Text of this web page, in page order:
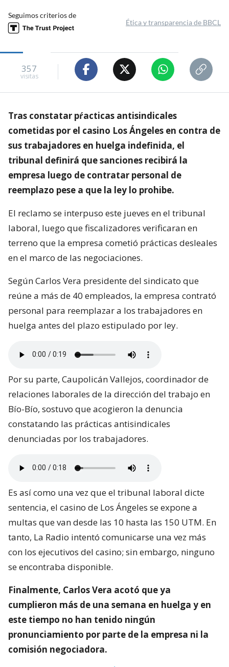
Seguimos criterios de
Ética y transparencia de BBCL
357
visitas
Tras constatar pŕacticas antisindicales
cometidas por el casino Los Ángeles en contra de
sus trabajadores en huelga indefinida, el
tribunal definirá que sanciones recibirá la
empresa luego de contratar personal de
reemplazo pese a que la ley lo prohibe.
El reclamo se interpuso este jueves en el tribunal
laboral, luego que fiscalizadores verificaran en
terreno que la empresa cometió prácticas desleales
en el marco de las negociaciones.
Según Carlos Vera presidente del sindicato que
reúne a más de 40 empleados, la empresa contrató
personal para reemplazar a los trabajadores en
huelga antes del plazo estipulado por ley.
Por su parte, Caupolicán Vallejos, coordinador de
relaciones laborales de la dirección del trabajo en
Bío-Bío, sostuvo que acogieron la denuncia
constatando las prácticas antisindicales
denunciadas por los trabajadores.
Es así como una vez que el tribunal laboral dicte
sentencia, el casino de Los Ángeles se expone a
multas que van desde las 10 hasta las 150 UTM. En
tanto, La Radio intentó comunicarse una vez más
con los ejecutivos del casino; sin embargo, ninguno
se encontraba disponible.
Finalmente, Carlos Vera acotó que ya
cumplieron más de una semana en huelga y en
este tiempo no han tenido ningún
pronunciamiento por parte de la empresa ni la
comisión negociadora.